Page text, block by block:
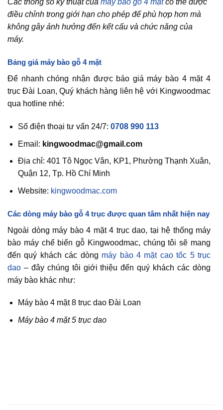
Các thông số kỹ thuật của máy bào gỗ 4 mặtcó thể được
điều chỉnh trong giới hạn cho phép để phù hợp hơn mà
không gây ảnh hưởng đến kết cấu và chức năng của
máy.
Bảng giá máy bào gỗ 4 mặt
Để nhanh chóng nhận được báo giá máy bào 4 mặt 4
trục Đài Loan, Quý khách hàng liên hệ với Kingwoodmac
qua hotline nhé:
Số điện thoại tư vấn 24/7: 0708 990 113
Email: kingwoodmac@gmail.com
Địa chỉ: 401 Tô Ngọc Vân, KP1, Phường Thạnh Xuân,
Quận 12, Tp. Hồ Chí Minh
Website: kingwoodmac.com
Các dòng máy bào gỗ 4 trục được quan tâm nhất hiện nay
Ngoài dòng máy bào 4 mặt 4 trục dao, tại hệ thống máy
bào máy chế biến gỗ Kingwoodmac, chúng tôi sẽ mang
đến quý khách các dòng máy bào 4 mặt cao tốc 5 trục
dao – đây chúng tôi giới thiệu đến quý khách các dòng
máy bào khác như:
Máy bào 4 mặt 8 trục dao Đài Loan
Máy bào 4 mặt 5 trục dao